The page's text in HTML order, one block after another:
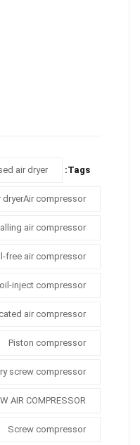
Tags:
air dryer
dryerAir compressor
air compressor
free air compressor
oil-inject compressor
air compressor
Piston compressor
screw compressor
AIR COMPRESSOR
Screw compressor